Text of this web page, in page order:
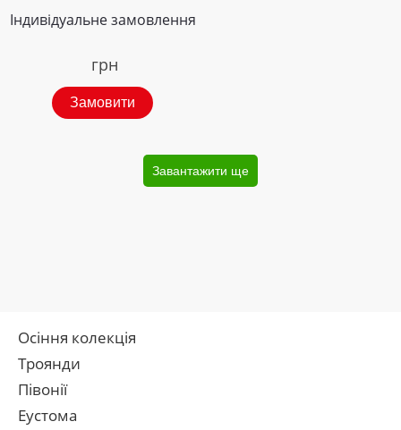
Індивідуальне замовлення
грн
Замовити
Завантажити ще
Осіння колекція
Троянди
Півонії
Еустома